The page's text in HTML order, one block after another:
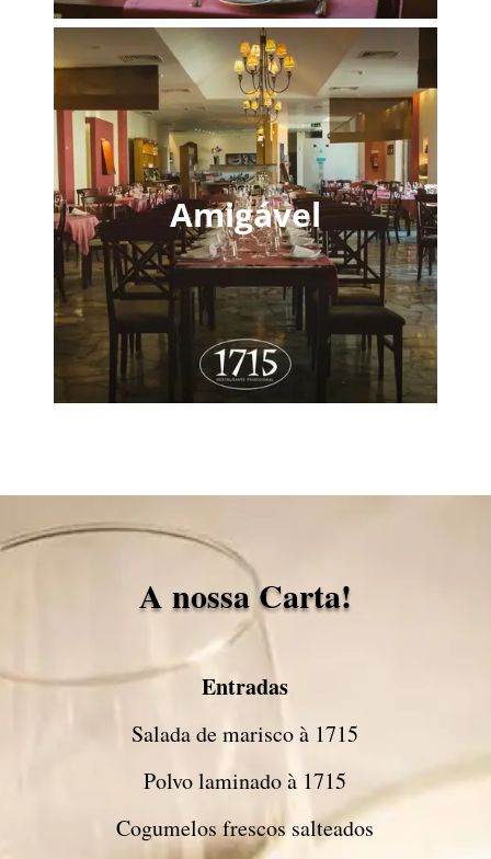
Amigável
A nossa Carta!
Entradas
Salada de marisco à 1715
Polvo laminado à 1715
Cogumelos frescos salteados